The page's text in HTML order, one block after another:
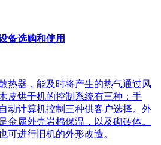
备选购和使用
热器，能及时将产生的热气通过风
皮烘干机的控制系统有三种：手
动计算机控制三种供客户选择。外
金属外壳岩棉保温，以及砌砖体。
可进行旧机的外形改造。